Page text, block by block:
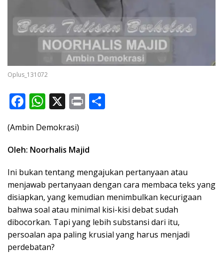
Oplus_131072
F
e
b
o
o
k
W
at
s
A
p
p
X Pr
(Ambin Demokrasi)
Oleh: Noorhalis Majid
Ini bukan tentang mengajukan pertanyaan atau
menjawab pertanyaan dengan cara membaca teks yang
disiapkan, yang kemudian menimbulkan kecurigaan
bahwa soal atau minimal kisi-kisi debat sudah
dibocorkan. Tapi yang lebih substansi dari itu,
persoalan apa paling krusial yang harus menjadi
perdebatan?